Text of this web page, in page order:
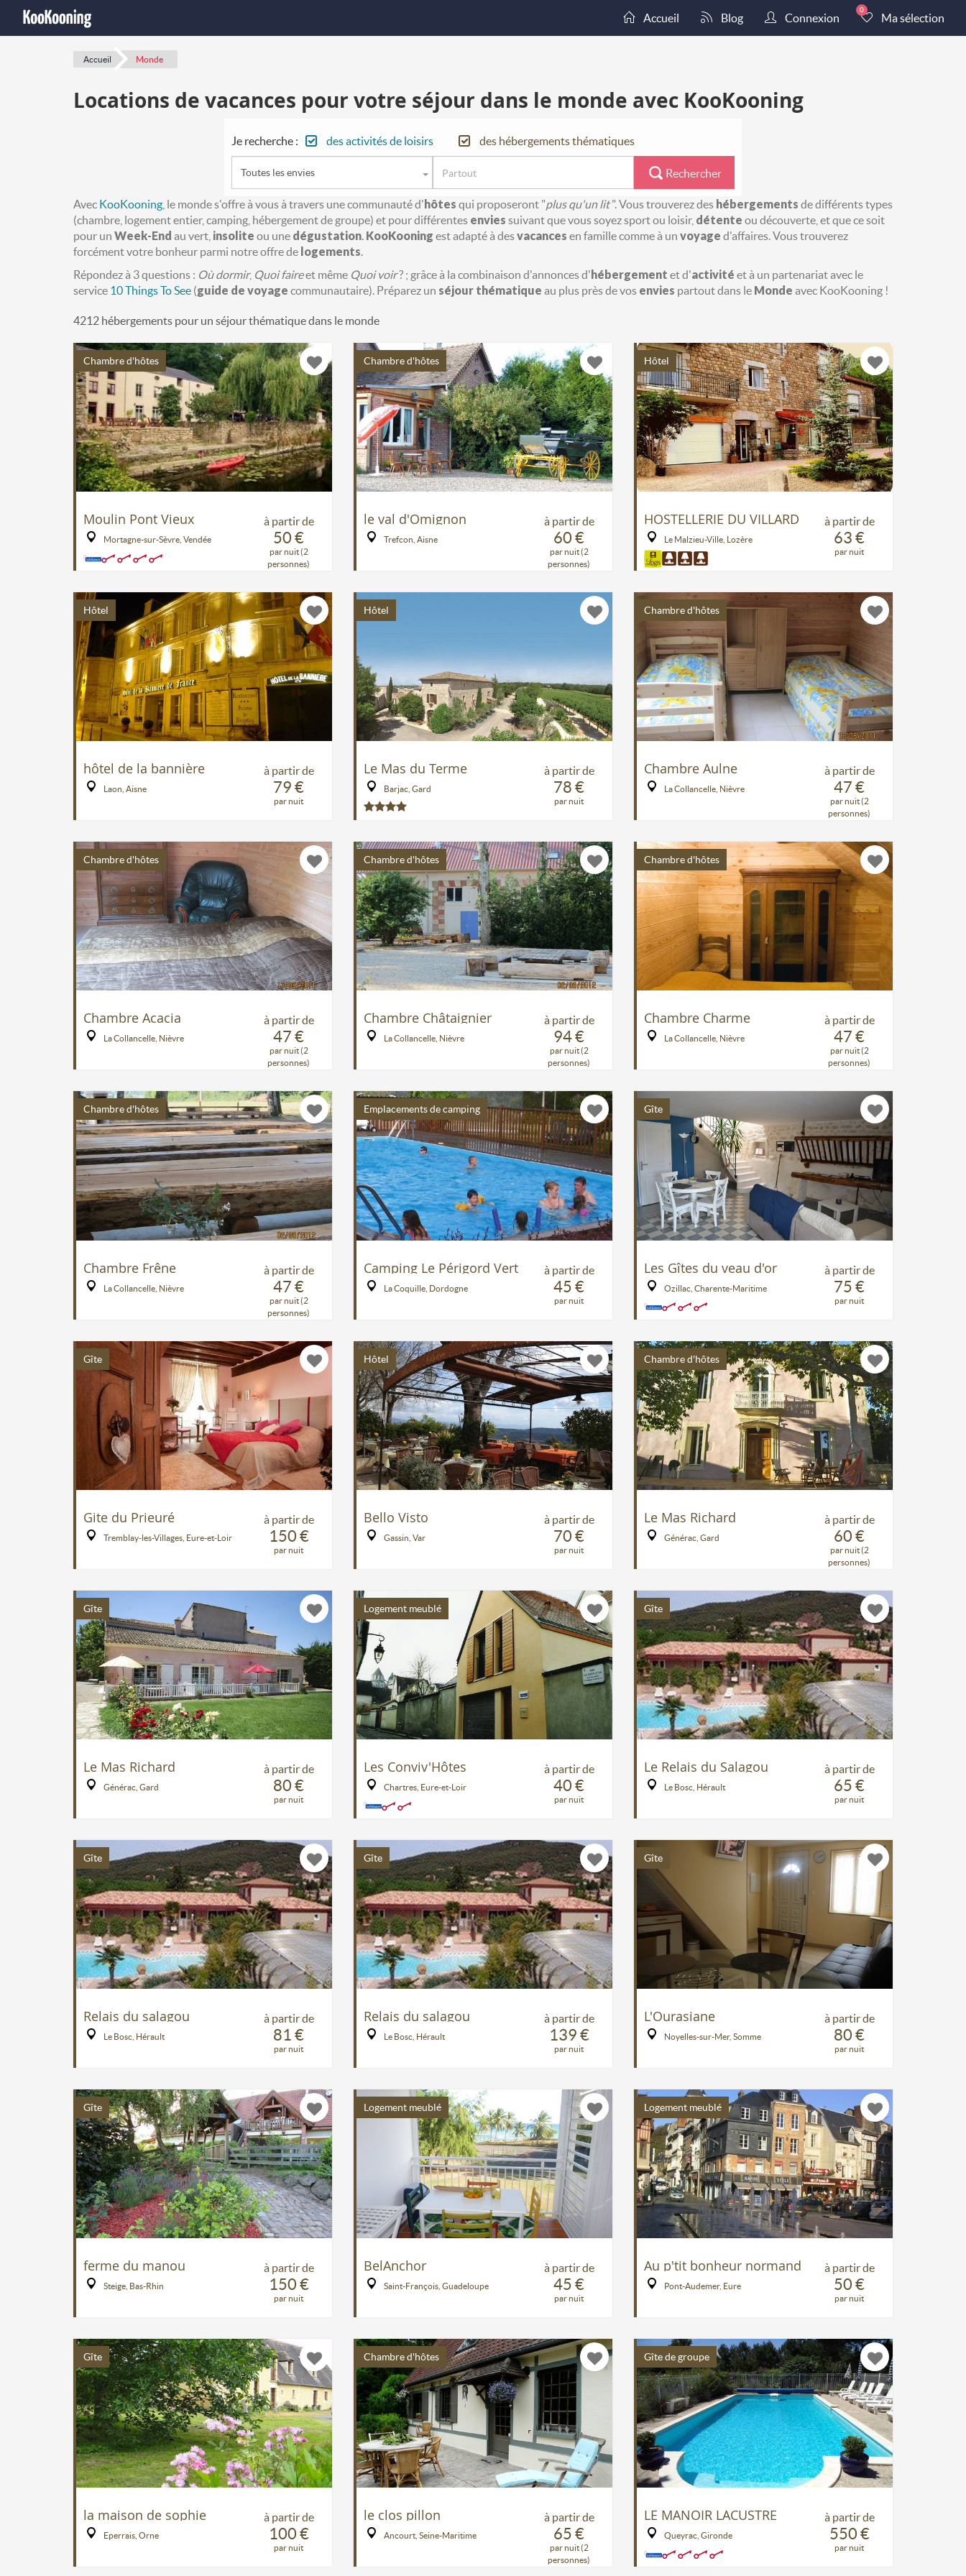
Accueil Blog Connexion
0
Ma sélection
Accueil Monde
Locations de vacances pour votre séjour dans le monde avec KooKooning
Je recherche : des activités de loisirs des hébergements thématiques
Toutes les envies Rechercher
Avec KooKooning , le monde s'offre à vous à travers une communauté d'hôtes qui proposeront "plus qu'un lit". Vous trouverez des hébergements de différents types
(chambre, logement entier, camping, hébergement de groupe) et pour différentes envies suivant que vous soyez sport ou loisir, détente ou découverte, et que ce soit
pour un Week-End au vert, insolite ou une dégustation. KooKooning est adapté à desvacances en famille comme à un voyage d'affaires. Vous trouverez
forcément votre bonheur parmi notre offre de logements.
Répondez à 3 questions : Où dormir, Quoi faireet même Quoi voir? ; grâce à la combinaison d'annonces d'hébergement et d'activité et à un partenariat avec le
service 10 Things To See (guide de voyage communautaire). Préparez un séjour thématique au plus près de vos envies partout dans le Monde avec KooKooning !
4212 hébergements pour un séjour thématique dans le monde
Chambre d'hôtes
à partir de
50 €
par nuit (2
personnes)
Moulin Pont Vieux
Mortagne-sur-Sèvre, Vendée
Chambre d'hôtes
à partir de
60 €
par nuit (2
personnes)
le val d'Omignon
Trefcon, Aisne
Hôtel
à partir de
63 €
par nuit
HOSTELLERIE DU VILLARD
Le Malzieu-Ville, Lozère
Hôtel
à partir de
79 €
par nuit
hôtel de la bannière
Laon, Aisne
Hôtel
à partir de
78 €
par nuit
Le Mas du Terme
Barjac, Gard
Chambre d'hôtes
à partir de
47 €
par nuit (2
personnes)
Chambre Aulne
La Collancelle, Nièvre
Chambre d'hôtes
à partir de
47 €
par nuit (2
personnes)
Chambre Acacia
La Collancelle, Nièvre
Chambre d'hôtes
à partir de
94 €
par nuit (2
personnes)
Chambre Châtaignier
La Collancelle, Nièvre
Chambre d'hôtes
à partir de
47 €
par nuit (2
personnes)
Chambre Charme
La Collancelle, Nièvre
Chambre d'hôtes
à partir de
47 €
par nuit (2
personnes)
Chambre Frêne
La Collancelle, Nièvre
Emplacements de camping
à partir de
45 €
par nuit
Camping Le Périgord Vert
La Coquille, Dordogne
Gîte
à partir de
75 €
par nuit
Les Gîtes du veau d'or
Ozillac, Charente-Maritime
Gîte
à partir de
150 €
par nuit
Gite du Prieuré
Tremblay-les-Villages, Eure-et-Loir
Hôtel
à partir de
70 €
par nuit
Bello Visto
Gassin, Var
Chambre d'hôtes
à partir de
60 €
par nuit (2
personnes)
Le Mas Richard
Générac, Gard
Gîte
à partir de
80 €
par nuit
Le Mas Richard
Générac, Gard
Logement meublé
à partir de
40 €
par nuit
Les Conviv'Hôtes
Chartres, Eure-et-Loir
Gîte
à partir de
65 €
par nuit
Le Relais du Salagou
Le Bosc, Hérault
Gîte
à partir de
81 €
par nuit
Relais du salagou
Le Bosc, Hérault
Gîte
à partir de
139 €
par nuit
Relais du salagou
Le Bosc, Hérault
Gîte
à partir de
80 €
par nuit
L'Ourasiane
Noyelles-sur-Mer, Somme
Gîte
à partir de
150 €
par nuit
ferme du manou
Steige, Bas-Rhin
Logement meublé
à partir de
45 €
par nuit
BelAnchor
Saint-François, Guadeloupe
Logement meublé
à partir de
50 €
par nuit
Au p'tit bonheur normand
Pont-Audemer, Eure
Gîte
à partir de
100 €
par nuit
la maison de sophie
Eperrais, Orne
Chambre d'hôtes
à partir de
65 €
par nuit (2
personnes)
le clos pillon
Ancourt, Seine-Maritime
Gîte de groupe
à partir de
550 €
par nuit
LE MANOIR LACUSTRE
Queyrac, Gironde